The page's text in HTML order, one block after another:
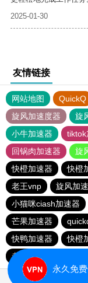
2025-01-30
友情链接
网站地图 QuickQ
旋风加速度器
旋
小牛加速器
tiktok
回锅肉加速器
旋
快橙加速器
快橙
老王vnp
旋风加
小猫咪ciash加速器
芒果加速器
快鸭加速器
快橙
老王vnp
永久免